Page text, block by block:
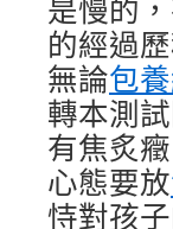
是慢的
的經過歷
無論包
轉本測
有焦炙
心態要放
恃對孩